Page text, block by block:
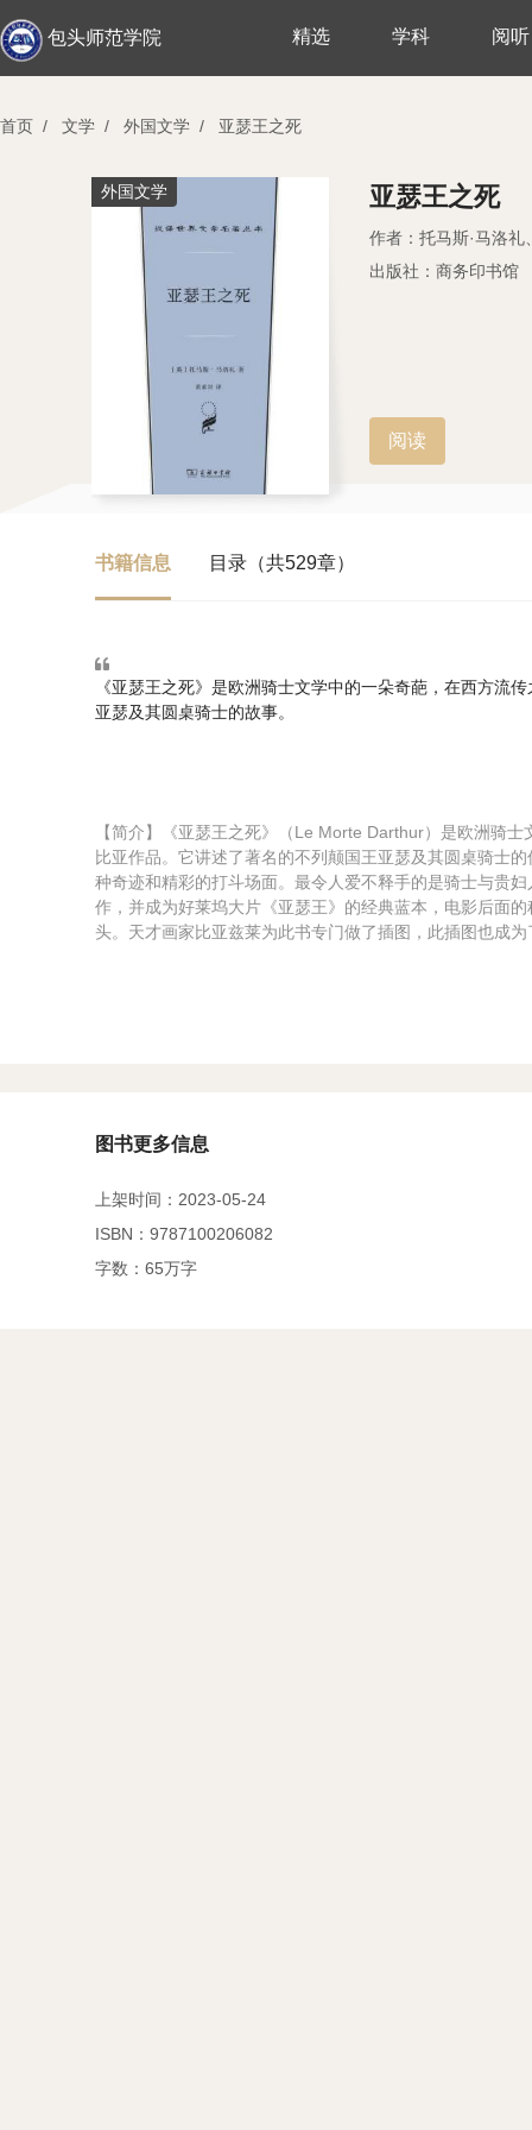
精选 学科 阅听
包头师范学院
首页 / 文学 / 外国文学 / 亚瑟王之死
外国文学 亚瑟王之死
作者：托马斯·马洛礼
出版社：商务印书馆
阅读
书籍信息 目录（共529章）
《亚瑟王之死》是欧洲骑士文学中的一朵奇葩，在西方流
亚瑟及其圆桌骑士的故事。
【简介】《亚瑟王之死》（Le Morte Darthur）是欧洲骑
比亚作品。它讲述了著名的不列颠国王亚瑟及其圆桌骑士
种奇迹和精彩的打斗场面。最令人爱不释手的是骑士与贵
作，并成为好莱坞大片《亚瑟王》的经典蓝本，电影后面
头。天才画家比亚兹莱为此书专门做了插图，此插图也成
图书更多信息
上架时间：2023-05-24
ISBN：9787100206082
字数：65万字